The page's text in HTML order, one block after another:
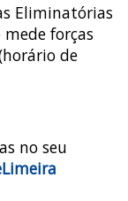
Eliminatórias
forças
de
no seu